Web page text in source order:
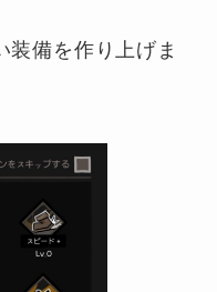
装備を作り上げま